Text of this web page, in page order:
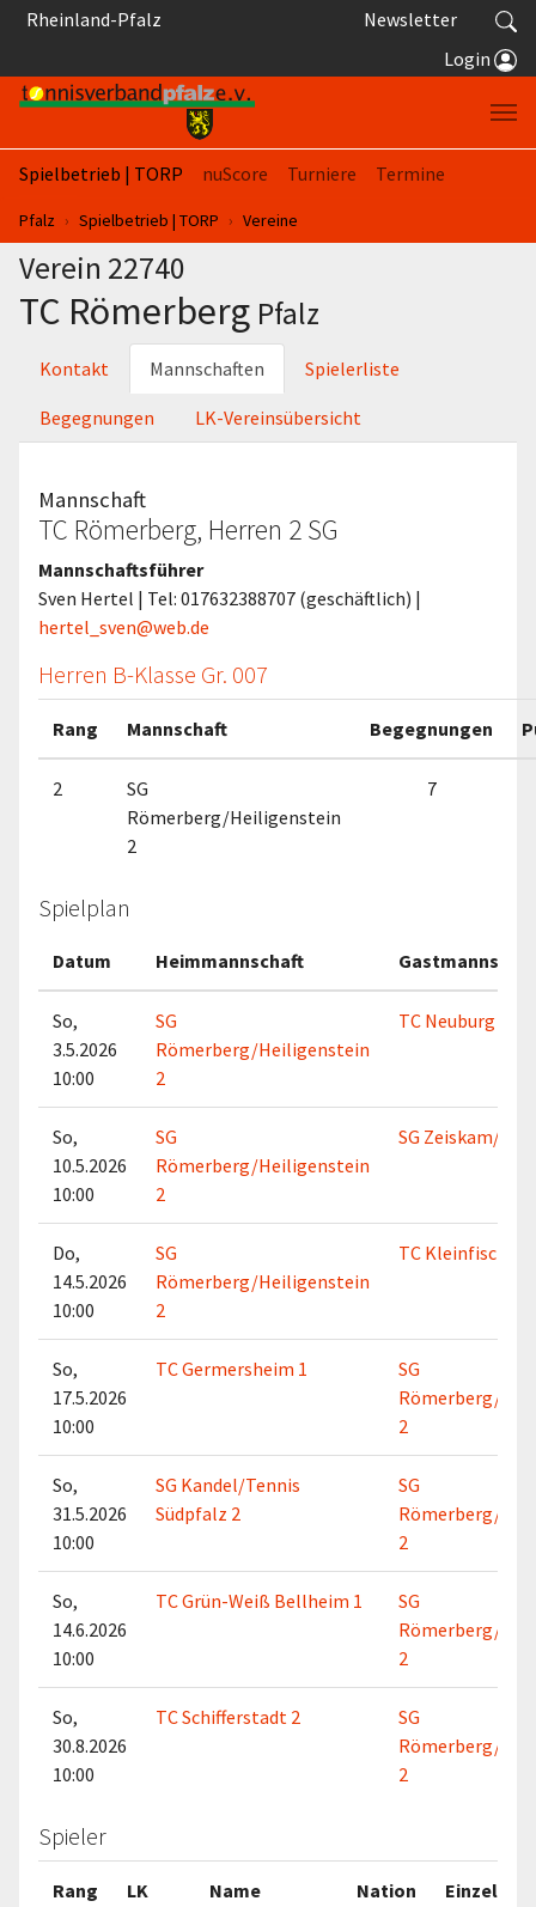
Springe zum Seiteninhalt
Rheinland-Pfalz
Newsletter
Login
Spielbetrieb | TORP nuScore Turniere
Termine
Sie sind hier:
Pfalz Spielbetrieb | TORP Vereine
Verein 22740
TC Römerberg Pfalz
Kontakt Mannschaften Spielerliste
Begegnungen LK-Vereinsübersicht
Mannschaft
TC Römerberg, Herren 2 SG
Mannschaftsführer
Sven Hertel | Tel: 017632388707 (geschäftlich) |
hertel_sven@web.de
Herren B-Klasse Gr. 007
Rang Mannschaft Begegnungen
2
SG
Römerberg/Heiligenstein
2
7
Spielplan
Datum Heimmannschaft
So,
3.5.2026
10:00
SG
Römerberg/Heiligenstein
2
TC Neuburg 1
So,
10.5.2026
10:00
SG
Römerberg/Heiligenstein
2
SG Zeiskam/
Do,
14.5.2026
10:00
SG
Römerberg/Heiligenstein
2
TC
So,
17.5.2026
10:00
TC Germersheim 1
SG
Römerberg/
2
So,
31.5.2026
10:00
SG Kandel/Tennis
Südpfalz 2
SG
Römerberg/
2
So,
14.6.2026
10:00
TC Grün-Weiß Bellheim 1
SG
Römerberg/
2
So,
30.8.2026
10:00
TC Schifferstadt 2
SG
Römerberg/
2
Spieler
Rang LK Name Nation Einzel